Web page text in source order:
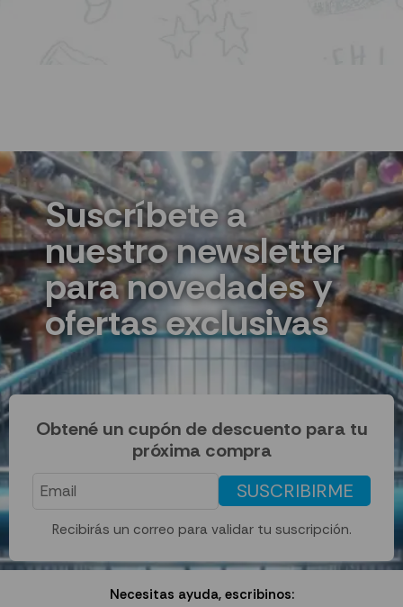
Suscríbete a
nuestro newsletter
para novedades y
ofertas exclusivas
Obtené un cupón de descuento para tu
próxima compra
SUSCRIBIRME
Recibirás un correo para validar tu suscripción.
Necesitas ayuda, escribinos: